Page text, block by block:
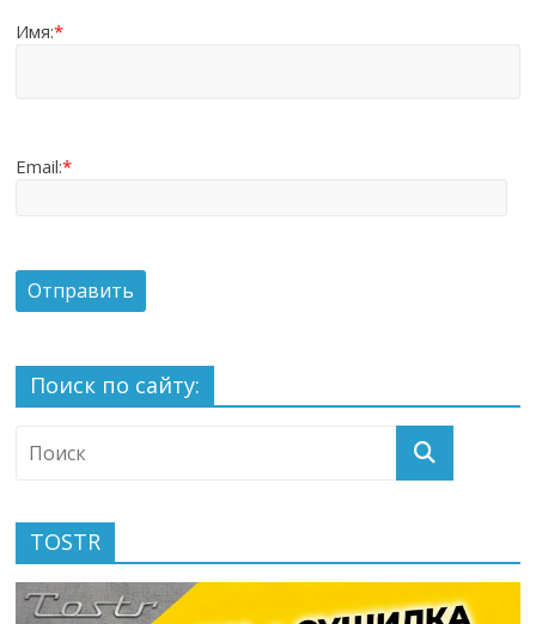
Имя:*
Email:*
Поиск по сайту:
TOSTR